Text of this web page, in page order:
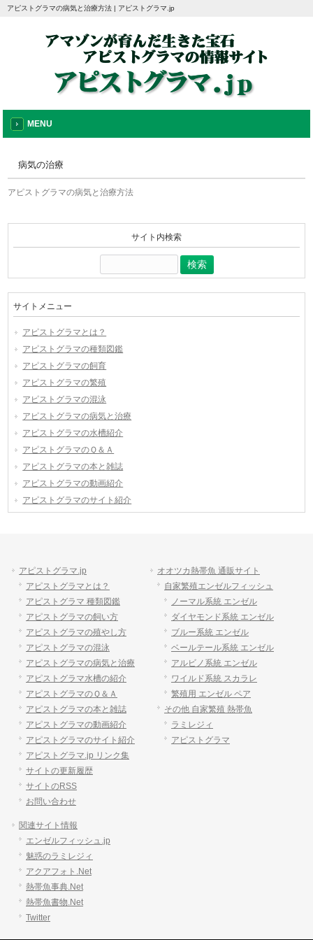
アピストグラマの病気と治療方法 | アピストグラマ.jp
MENU
病気の治療
アピストグラマの病気と治療方法
サイト内検索
索:
サイトメニュー
アピストグラマとは？
アピストグラマの種類図鑑
アピストグラマの飼育
アピストグラマの繁殖
アピストグラマの混泳
アピストグラマの病気と治療
アピストグラマの水槽紹介
アピストグラマのＱ＆Ａ
アピストグラマの本と雑誌
アピストグラマの動画紹介
アピストグラマのサイト紹介
アピストグラマ.jp
アピストグラマとは？
アピストグラマ 種類図鑑
アピストグラマの飼い方
アピストグラマの殖やし方
アピストグラマの混泳
アピストグラマの病気と治療
アピストグラマ水槽の紹介
アピストグラマのＱ＆Ａ
アピストグラマの本と雑誌
アピストグラマの動画紹介
アピストグラマのサイト紹介
アピストグラマ.jp リンク集
サイトの更新履歴
サイトのRSS
お問い合わせ
オオツカ熱帯魚 通販サイト
自家繁殖エンゼルフィッシュ
ノーマル系統 エンゼル
ダイヤモンド系統 エンゼル
ブルー系統 エンゼル
ベールテール系統 エンゼル
アルビノ系統 エンゼル
ワイルド系統 スカラレ
繁殖用 エンゼル ペア
その他 自家繁殖 熱帯魚
ラミレジィ
アピストグラマ
関連サイト情報
エンゼルフィッシュ.jp
魅惑のラミレジィ
アクアフォト.Net
熱帯魚事典.Net
熱帯魚書物.Net
Twitter